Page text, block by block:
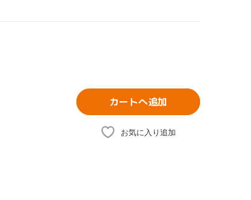
カートへ追加
お気に入り追加